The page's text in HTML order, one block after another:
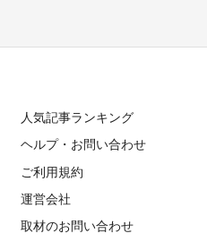
人気記事ランキング
ヘルプ・お問い合わせ
ご利用規約
運営会社
取材のお問い合わせ